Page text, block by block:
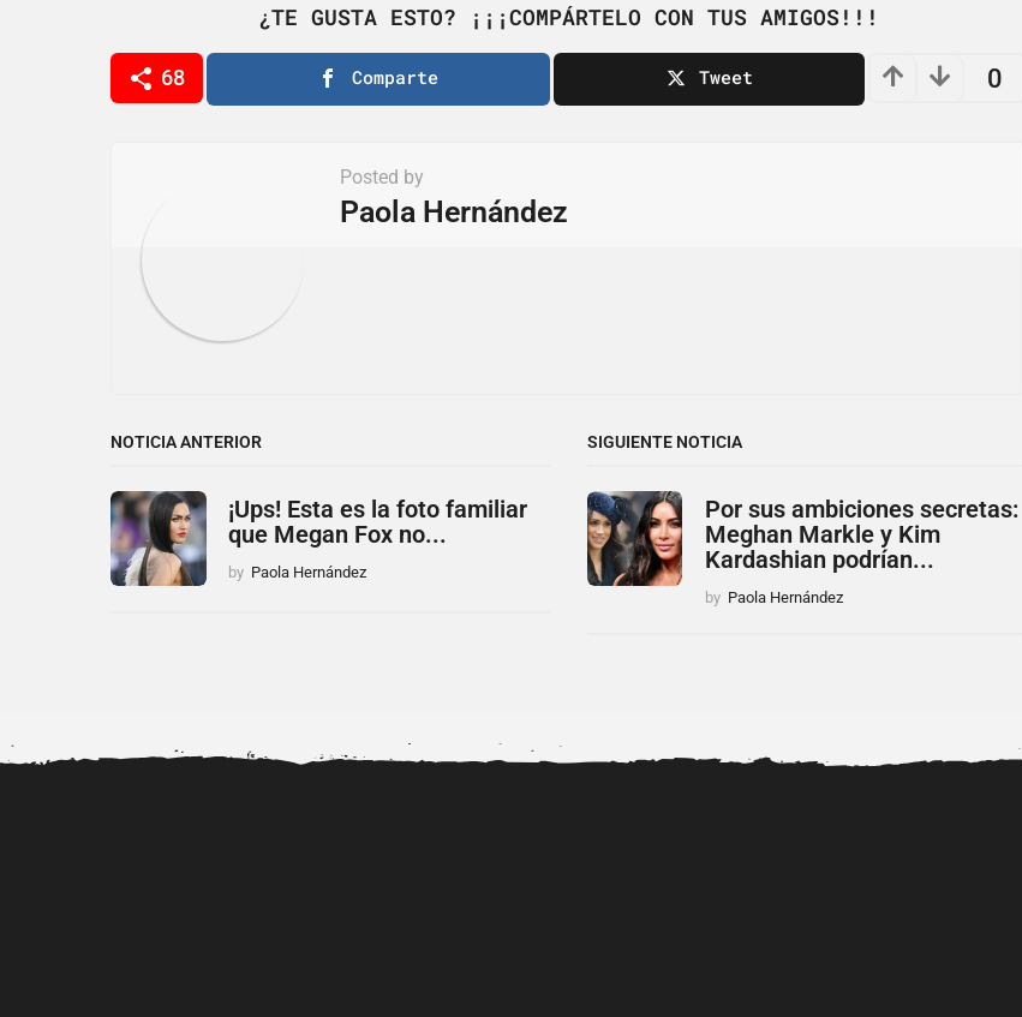
i
n
¿TE GUSTA ESTO? ¡¡¡COMPÁRTELO CON TUS AMIGOS!!!
68 0
Comparte Tweet
Posted by
Paola Hernández
NOTICIA ANTERIOR
¡Ups! Esta es la foto familiar
que Megan Fox no...
by Paola Hernández
SIGUIENTE NOTICIA
Por sus ambiciones secretas:
Meghan Markle y Kim
Kardashian podrían...
by Paola Hernández